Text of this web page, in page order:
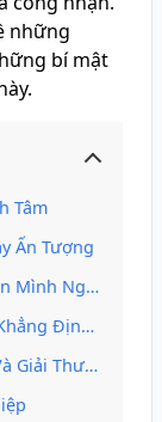
những
bí mật
Tâm
Ấn Tượng
Ngoạn Mục
Cấp Quốc Tế
Sao Xanh